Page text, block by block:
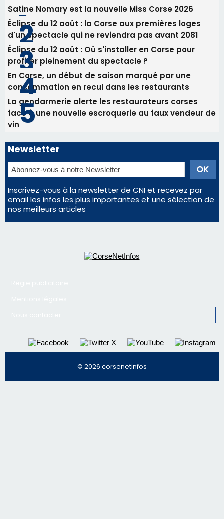
31/07/2026 08:22
82ème anniversaire de la disparition du
Commandant Antoine de Saint Exupery
Les plus lus
Satine Nomary est la nouvelle Miss Corse 2026
Éclipse du 12 août : la Corse aux premières loges
d'un spectacle qui ne reviendra pas avant 2081
Éclipse du 12 août : Où s'installer en Corse pour
profiter pleinement du spectacle ?
En Corse, un début de saison marqué par une
consommation en recul dans les restaurants
La gendarmerie alerte les restaurateurs corses
face à une nouvelle escroquerie au faux vendeur de